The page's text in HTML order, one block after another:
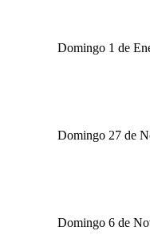
Domingo 1 de
Domingo 27 de
Domingo 6 de